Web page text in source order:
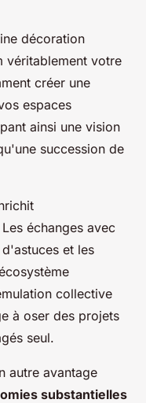
décoration
véritablement votre
créer une
espaces
ainsi une vision
succession de
échanges avec
et les
collective
à oser des projets
seul.
autre avantage
substantielles